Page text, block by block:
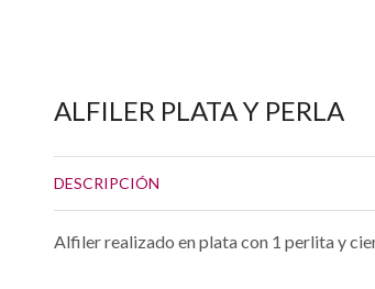
ALFILER PLATA Y PERLA
DESCRIPCIÓN
Alfiler realizado en plata con 1 perlita y